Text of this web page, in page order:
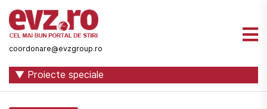
Știri
naționale
internaționale
coordonare@evzgroup.ro
▼ Proiecte speciale